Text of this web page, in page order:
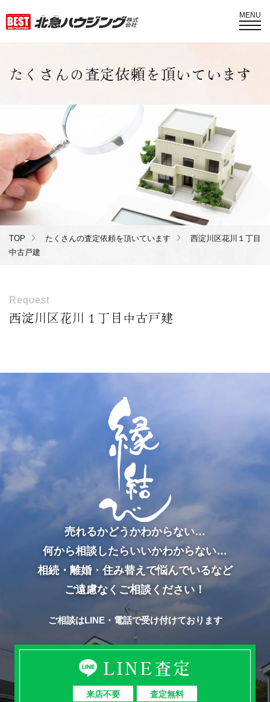
MENU
たくさんの査定依頼を頂いています
TOP たくさんの査定依頼を頂いています
西淀川区花川１丁目
中古戸建
Request
西淀川区花川１丁目中古戸建
売れるかどうかわからない…
何から相談したらいいかわからない…
相続・離婚・住み替えで悩んでいるなど
ご遠慮なくご相談ください！
ご相談はLINE・電話で受け付けております
LINE査定
来店不要
査定無料